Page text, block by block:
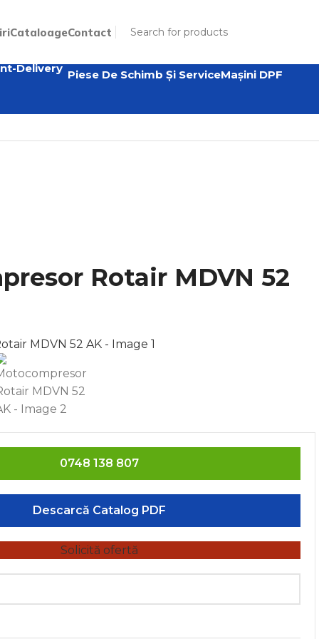
CataloageContact
Piese De Schimb Și ServiceMașini DPF
Rotair MDVN 52
0748 138 807
Descarcă Catalog PDF
Solicită ofertă